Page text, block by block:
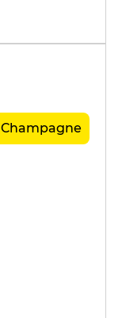
Champagne